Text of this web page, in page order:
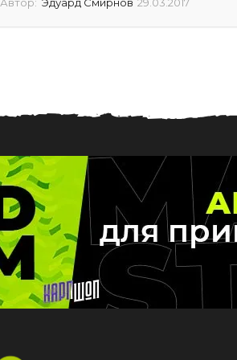
Автор: Эдуард Смирнов 29.03.2017